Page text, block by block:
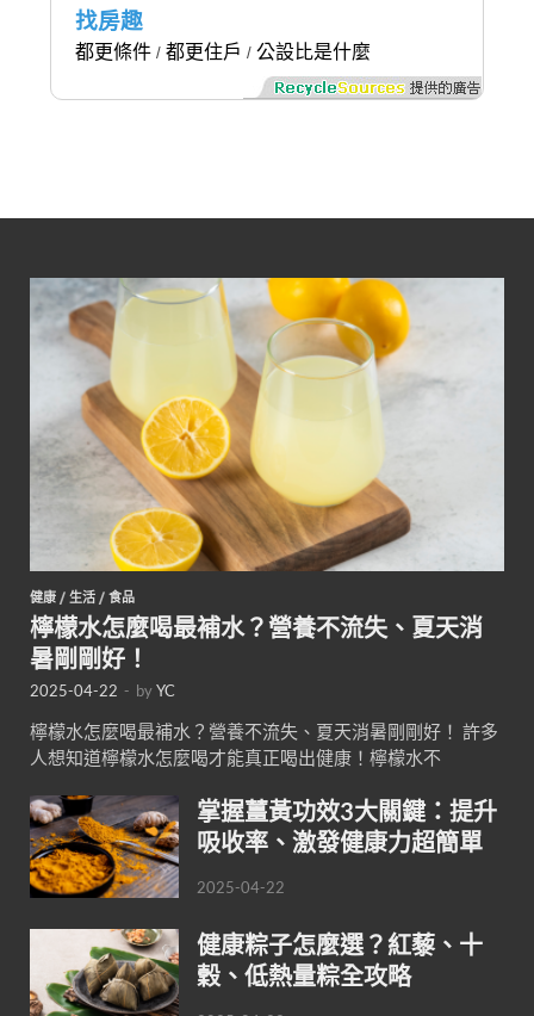
找房趣
都更條件/ 都更住戶 / 公設比是什麼
健康 / 生活 / 食品
檸檬水怎麼喝最補水？營養不流失、夏天消
暑剛剛好！
2025-04-22 - byYC
檸檬水怎麼喝最補水？營養不流失、夏天消暑剛剛好！ 許多
人想知道檸檬水怎麼喝才能真正喝出健康！檸檬水不
掌握薑黃功效3大關鍵：提升
吸收率、激發健康力超簡單
2025-04-22
健康粽子怎麼選？紅藜、十
穀、低熱量粽全攻略